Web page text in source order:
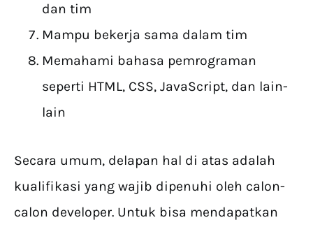
dan tim
Mampu bekerja sama dalam tim
Memahami bahasa pemrograman
seperti HTML, CSS, JavaScript, dan lain-
lain
Secara umum, delapan hal di atas adalah
kualifikasi yang wajib dipenuhi oleh calon-
calon developer. Untuk bisa mendapatkan